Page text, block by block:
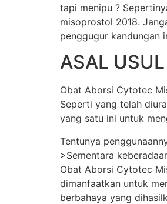
tapi menipu ?
misoprostol 2018.
penggugur kandungan
ASAL
Obat Aborsi Cytotec
Seperti yang telah
yang satu ini untuk
Tentunya
>Sementara
Obat Aborsi Cytotec
dimanfaatkan untuk
berbahaya yang